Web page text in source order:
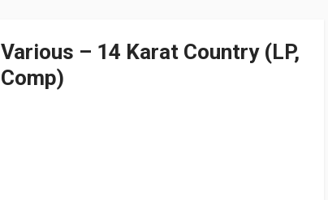
Various – 14 Karat Country (LP,
Comp)